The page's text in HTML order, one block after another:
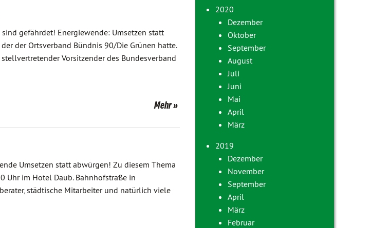
gefährdet! Energiewende: Umsetzen statt
der Ortsverband Bündnis 90/Die Grünen hatte.
Vorsitzender des Bundesverband
Mehr
Umsetzen statt abwürgen! Zu diesem Thema
Uhr im Hotel Daub. Bahnhofstraße in
städtische Mitarbeiter und natürlich viele
2020
Dezember
Oktober
September
August
Juli
Juni
Mai
April
März
2019
Dezember
November
September
April
März
Februar